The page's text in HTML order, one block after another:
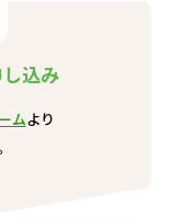
込み
ムより